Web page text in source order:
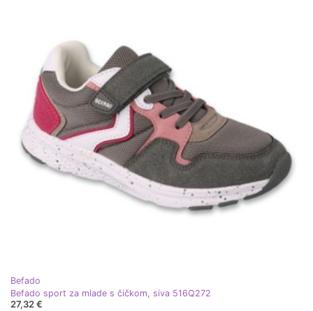
Befado
Befado sport za mlade s čičkom, siva 516Q272
27,32 €